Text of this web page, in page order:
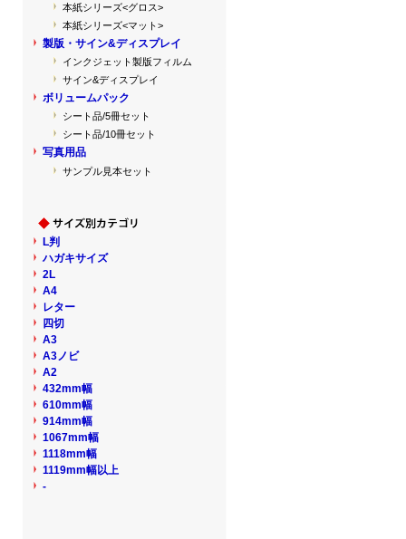
本紙シリーズ<グロス>
本紙シリーズ<マット>
製版・サイン&ディスプレイ
インクジェット製版フィルム
サイン&ディスプレイ
ボリュームパック
シート品/5冊セット
シート品/10冊セット
写真用品
サンプル見本セット
L判
ハガキサイズ
2L
A4
レター
四切
A3
A3ノビ
A2
432mm幅
610mm幅
914mm幅
1067mm幅
1118mm幅
1119mm幅以上
-